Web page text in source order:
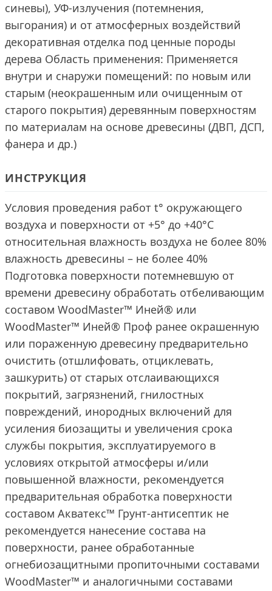
синевы), УФ-излучения (потемнения,
выгорания) и от атмосферных воздействий
декоративная отделка под ценные породы
дерева Область применения: Применяется
внутри и снаружи помещений: по новым или
старым (неокрашенным или очищенным от
старого покрытия) деревянным поверхностям
по материалам на основе древесины (ДВП, ДСП,
фанера и др.)
ИНСТРУКЦИЯ
Условия проведения работ t° окружающего
воздуха и поверхности от +5° до +40°С
относительная влажность воздуха не более 80%
влажность древесины – не более 40%
Подготовка поверхности потемневшую от
времени древесину обработать отбеливающим
составом WoodMaster™ Иней® или
WoodMaster™ Иней® Проф ранее окрашенную
или пораженную древесину предварительно
очистить (отшлифовать, отциклевать,
зашкурить) от старых отслаивающихся
покрытий, загрязнений, гнилостных
повреждений, инородных включений для
усиления биозащиты и увеличения срока
службы покрытия, эксплуатируемого в
условиях открытой атмосферы и/или
повышенной влажности, рекомендуется
предварительная обработка поверхности
составом Акватекс™ Грунт-антисептик не
рекомендуется нанесение состава на
поверхности, ранее обработанные
огнебиозащитными пропиточными составами
WoodMaster™ и аналогичными составами